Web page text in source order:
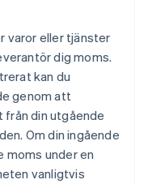
varor eller tjänster
dig moms.
kan du
genom att
din utgående
Om din ingående
moms under en
vanligtvis